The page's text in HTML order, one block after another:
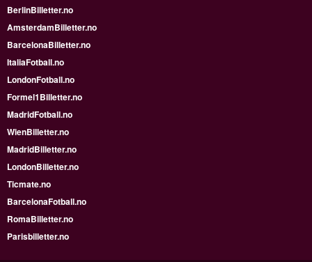
BerlinBilletter.no
AmsterdamBilletter.no
BarcelonaBilletter.no
ItaliaFotball.no
LondonFotball.no
Formel1Billetter.no
MadridFotball.no
WienBilletter.no
MadridBilletter.no
LondonBilletter.no
Ticmate.no
BarcelonaFotball.no
RomaBilletter.no
Parisbilletter.no